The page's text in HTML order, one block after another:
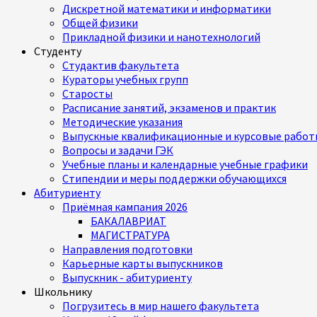
Дискретной математики и информатики
Общей физики
Прикладной физики и нанотехнологий
Студенту
Студактив факультета
Кураторы учебных групп
Старосты
Расписание занятий, экзаменов и практик
Методические указания
Выпускные квалификационные и курсовые
Вопросы и задачи ГЭК
Учебные планы и календарные учебные графики
Стипендии и меры поддержки обучающихся
Абитуриенту
Приёмная кампания 2026
БАКАЛАВРИАТ
МАГИСТРАТУРА
Направления подготовки
Карьерные карты выпускников
Выпускник - абитуриенту
Школьнику
Погрузитесь в мир нашего факультета